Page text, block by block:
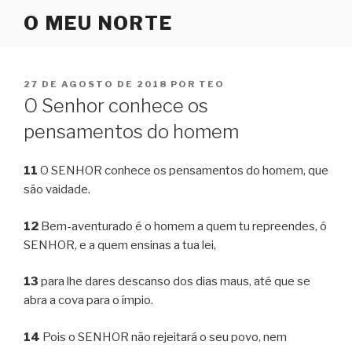
O MEU NORTE
PUBLICADO
EM
27 DE AGOSTO DE 2018 POR TEO
O Senhor conhece os
pensamentos do homem
11 O SENHOR conhece os pensamentos do homem, que
são vaidade.
12 Bem-aventurado é o homem a quem tu repreendes, ó
SENHOR, e a quem ensinas a tua lei,
13 para lhe dares descanso dos dias maus, até que se
abra a cova para o ímpio.
14 Pois o SENHOR não rejeitará o seu povo, nem